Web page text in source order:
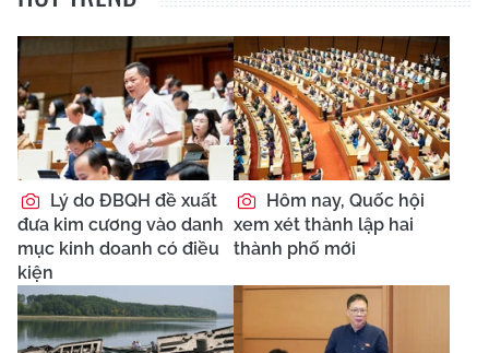
Lý do ĐBQH đề xuất
đưa kim cương vào danh
mục kinh doanh có điều
kiện
Hôm nay, Quốc hội
xem xét thành lập hai
thành phố mới